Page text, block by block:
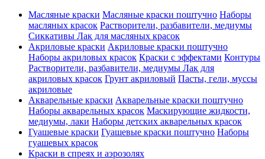
Масляные краски Масляные краски поштучно Наборы
масляных красок Растворители, разбавители, медиумы
Сиккативы Лак для масляных красок
Акриловые краски Акриловые краски поштучно
Наборы акриловых красок Краски с эффектами Контуры
Растворители, разбавители, медиумы Лак для
акриловых красок Грунт акриловый Пасты, гели, муссы
акриловые
Акварельные краски Акварельные краски поштучно
Наборы акварельных красок Маскирующие жидкости,
медиумы, лаки Наборы детских акварельных красок
Гуашевые краски Гуашевые краски поштучно Наборы
гуашевых красок
Краски в спреях и аэрозолях